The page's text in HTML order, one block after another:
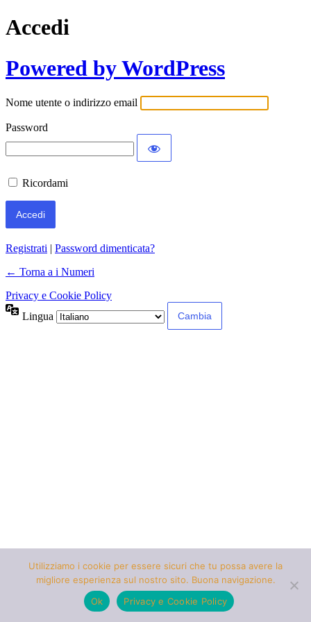
Accedi
Powered by WordPress
Nome utente o indirizzo email
Password
Ricordami
Registrati | Password dimenticata?
← Torna a i Numeri
Privacy e Cookie Policy
Lingua
Utilizziamo i cookie per essere sicuri che tu possa avere la
migliore esperienza sul nostro sito. Buona navigazione.
Ok
Privacy e Cookie Policy